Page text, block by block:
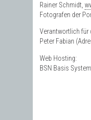
Rainer Schmidt,
Fotografen der
Verantwortlich für
Peter Fabian
Web Hosting:
BSN Basis